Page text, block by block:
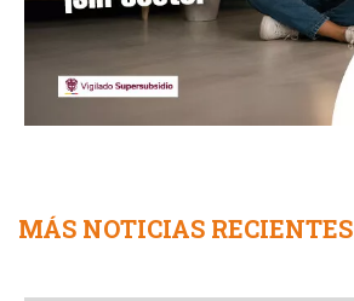
MÁS NOTICIAS RECIENTES